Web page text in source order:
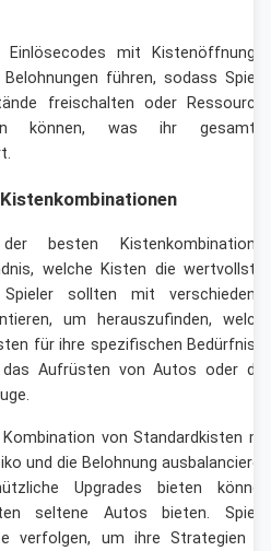
mit
führen, sodass
freischalten oder
können, was ihr
besten
welche Kisten die
Spieler sollten mit
um herauszufinden,
für ihre spezifischen
Aufrüsten von Autos oder
von Standardkisten
und die Belohnung
Upgrades bieten
seltene Autos bieten.
verfolgen, um ihre Strategien